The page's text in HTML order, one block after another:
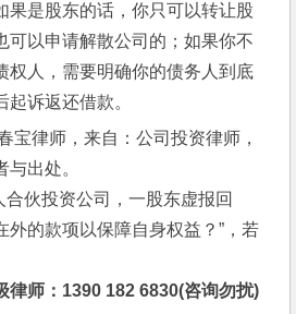
果是股东的话，你只可以转让股
可以申请解散公司的；如果你不
权人，需要明确你的债务人到底
诉返还借款。
宝律师，来自：公司投资律师，
出处。
合伙投资公司，一股东虚报回
外的款项以保障自身权益？”，若
律师：1390 182 6830(咨询勿扰)